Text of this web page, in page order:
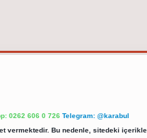
0262 606 0 726 Telegram: @karabul
vermektedir. Bu nedenle, sitedeki